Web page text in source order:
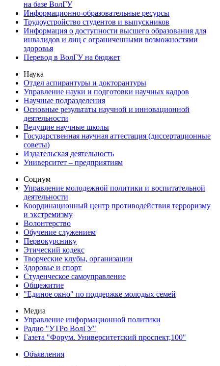
на базе ВолГУ
Информационно-образовательные ресурсы
Трудоустройство студентов и выпускников
Информация о доступности высшего образования для
инвалидов и лиц с ограниченными возможностями
здоровья
Перевод в ВолГУ на бюджет
Наука
Отдел аспирантуры и докторантуры
Управление науки и подготовки научных кадров
Научные подразделения
Основные результаты научной и инновационной
деятельности
Ведущие научные школы
Государственная научная аттестация (диссертационные
советы)
Издательская деятельность
Университет – предприятиям
Социум
Управление молодежной политики и воспитательной
деятельности
Координационный центр противодействия терроризму
и экстремизму
Волонтерство
Обучение служением
Первокурснику
Этический кодекс
Творческие клубы, организации
Здоровье и спорт
Студенческое самоуправление
Общежитие
"Единое окно" по поддержке молодых семей
Медиа
Управление информационной политики
Радио "УТРо ВолГУ"
Газета "Форум. Университетский проспект,100"
Объявления